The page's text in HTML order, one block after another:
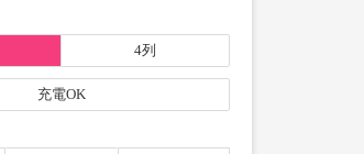
4列
充電OK